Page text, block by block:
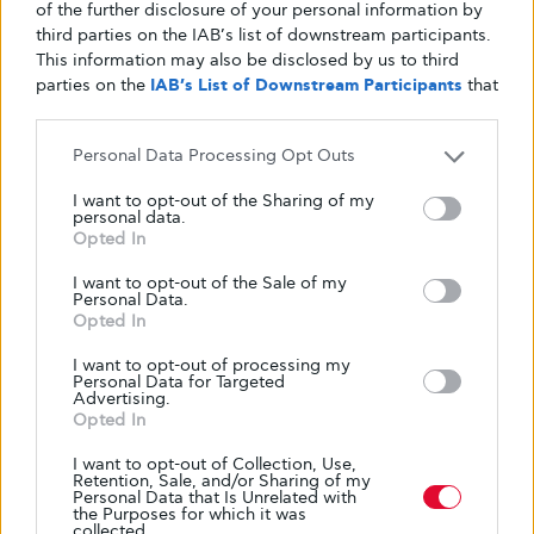
of the further disclosure of your personal information by
third parties on the IAB’s list of downstream participants.
This information may also be disclosed by us to third
parties on the IAB’s List of Downstream Participants that
Personal Data Processing Opt Outs
I want to opt-out of the Sharing of my
personal data.
Opted In
I want to opt-out of the Sale of my
Personal Data.
Opted In
I want to opt-out of processing my
Personal Data for Targeted
Advertising.
Opted In
I want to opt-out of Collection, Use,
Retention, Sale, and/or Sharing of my
Personal Data that Is Unrelated with
the Purposes for which it was
επίπεδα σακχάρου στο αίμα σε εργαστηριακές δοκιμές και
μπορούν να αντιστρέψουν τον διαβήτη σε ποντίκια.
ΑΠΌ GLYKOULI 21 ΑΠΡΙΛΊΟΥ, 2026
ΑΣΚΉΣΕΙΣ